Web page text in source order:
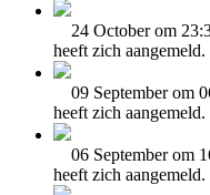
24 October om
heeft zich aangemeld.
09 September om
heeft zich aangemeld.
06 September om
heeft zich aangemeld.